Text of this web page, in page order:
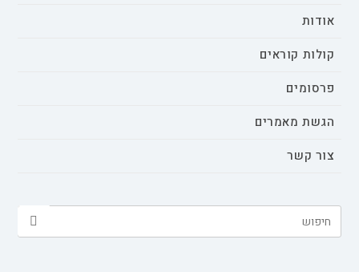
אודות
קולות קוראים
פרסומים
הגשת מאמרים
צור קשר